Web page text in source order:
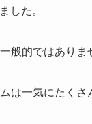
した。
般的ではありま
は一気にたくさ